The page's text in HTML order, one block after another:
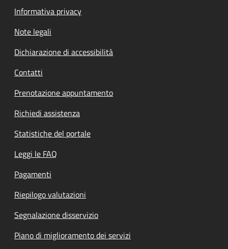
Informativa privacy
Note legali
Dichiarazione di accessibilità
Contatti
Prenotazione appuntamento
Richiedi assistenza
Statistiche del portale
Leggi le FAQ
Pagamenti
Riepilogo valutazioni
Segnalazione disservizio
Piano di miglioramento dei servizi